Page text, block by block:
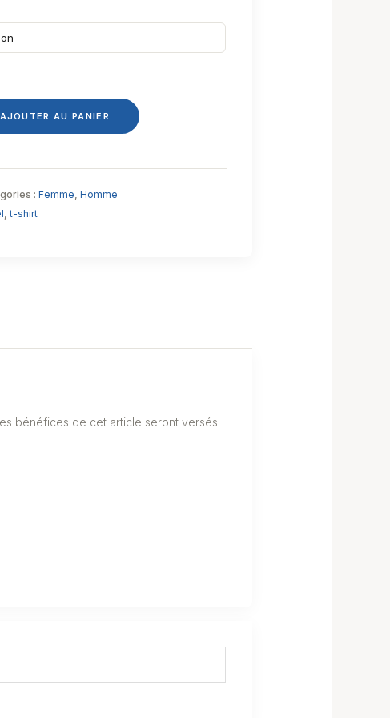
AJOUTER AU PANIER
: Femme, Homme
,t-shirt
bénéfices de cet article seront versés